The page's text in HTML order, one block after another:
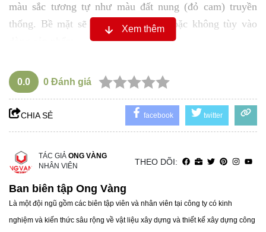
màu sắc tương tự như màu đất nung (đỏ cam) truyền
thống. Bề mặt sẽ được tráng men hoặc không tùy vào
lĩnh vực vật liệu xây dựng tại thị trường Việt Nam do đó
các sản phẩm của họ tung ra thị trường thật sự có chất
lượng rất cao cùng với chế độ bảo hành chính hãng lâu
Cotto là tên gọi có nguồn gốc từ Ý “Cotta” nghĩa là đất
đời của nước Ý, sau trải qua hàng thế kỷ gạch Cotto đã
Xem thêm
0.0 0 Đánh giá
CHIA SẺ facebook twitter
TÁC GIẢ ONG VÀNG
NHÂN VIÊN
THEO DÕI:
Ban biên tập Ong Vàng
Là một đội ngũ gồm các biên tập viên và nhân viên tại công ty có kinh
nghiệm và kiến thức sâu rộng về vật liệu xây dựng và thiết kế xây dựng công